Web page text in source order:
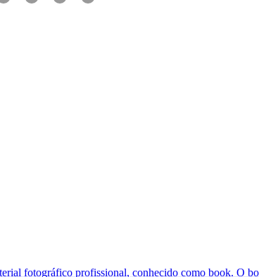
fotográfico profissional, conhecido como book. O